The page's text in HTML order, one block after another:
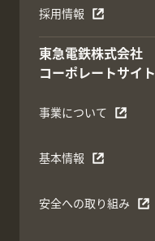
採用情報
東急電鉄株式会社
コーポレートサイト
事業について
基本情報
安全への取り組み